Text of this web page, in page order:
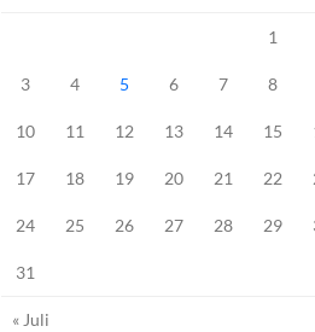
1
3 4 5 6 7 8
10 11 12 13 14 15
17 18 19 20 21 22
24 25 26 27 28 29
31
« Juli